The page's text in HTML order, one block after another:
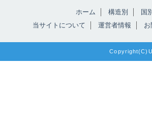
ホーム 構造別
国
当サイトについて
運営者情報